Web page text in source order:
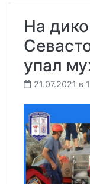
На
упал
21.07.2021 в